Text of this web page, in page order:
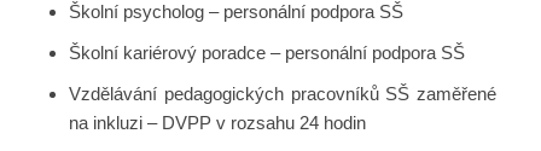
Školní psycholog – personální podpora SŠ
Školní kariérový poradce – personální podpora SŠ
Vzdělávání pedagogických pracovníků SŠ zaměřené
na inkluzi – DVPP v rozsahu 24 hodin